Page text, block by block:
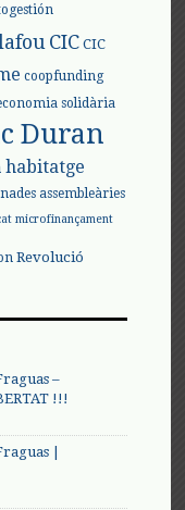
CIC CIC
coopfunding
solidària
Duran
habitatge
assembleàries
microfinançament
Revolució
–
!!!
|